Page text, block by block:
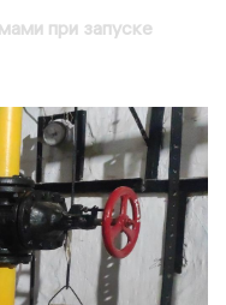
при запуске